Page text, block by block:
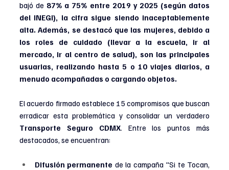
bajó de 87% a 75% entre 2019 y 2025 (según datos
del INEGI), la cifra sigue siendo inaceptablemente
alta. Además, se destacó que las mujeres, debido a
los roles de cuidado (llevar a la escuela, ir al
mercado, ir al centro de salud), son las principales
usuarias, realizando hasta 5 o 10 viajes diarios, a
menudo acompañadas o cargando objetos.
El acuerdo firmado establece 15 compromisos que buscan
Transporte Seguro CDMX. Entre los puntos más
destacados, se encuentran:
Difusión permanente de la campaña "Si te Tocan,